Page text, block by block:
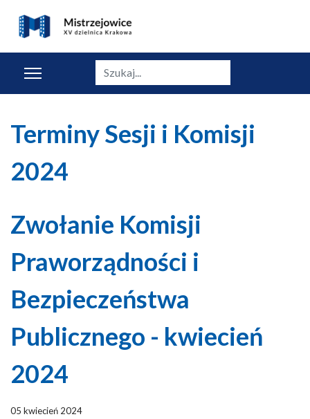
Szukaj
Terminy Sesji i Komisji
2024
Zwołanie Komisji
Praworządności i
Bezpieczeństwa
Publicznego - kwiecień
2024
05 kwiecień 2024